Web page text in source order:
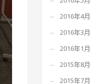
2016年4月
2016年3月
2016年1月
2015年8月
2015年7月